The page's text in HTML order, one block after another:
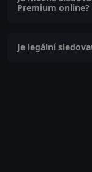
Premium online?
Je legální